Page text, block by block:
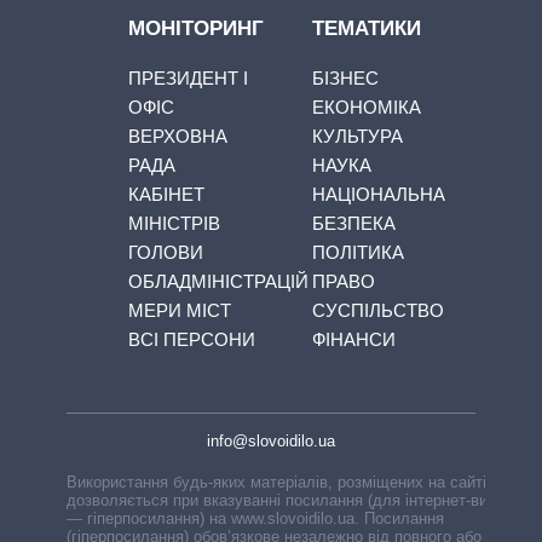
МОНІТОРИНГ
ПРЕЗИДЕНТ І
ОФІС
ВЕРХОВНА
РАДА
КАБІНЕТ
МІНІСТРІВ
ГОЛОВИ
ОБЛАДМІНІСТРАЦІЙ
МЕРИ МІСТ
ВСІ ПЕРСОНИ
ТЕМАТИКИ
БІЗНЕС
ЕКОНОМІКА
КУЛЬТУРА
НАУКА
НАЦІОНАЛЬНА
БЕЗПЕКА
ПОЛІТИКА
ПРАВО
СУСПІЛЬСТВО
ФІНАНСИ
info@slovoidilo.ua
Використання будь-яких матеріалів, розміщених на сайті,
дозволяється при вказуванні посилання (для інтернет-видань
— гіперпосилання) на www.slovoidilo.ua. Посилання
(гіперпосилання) обов’язкове незалежно від повного або